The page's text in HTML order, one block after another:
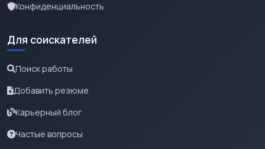
Конфиденциальность
Для соискателей
Поиск работы
Добавить резюме
Карьерный блог
Частые вопросы